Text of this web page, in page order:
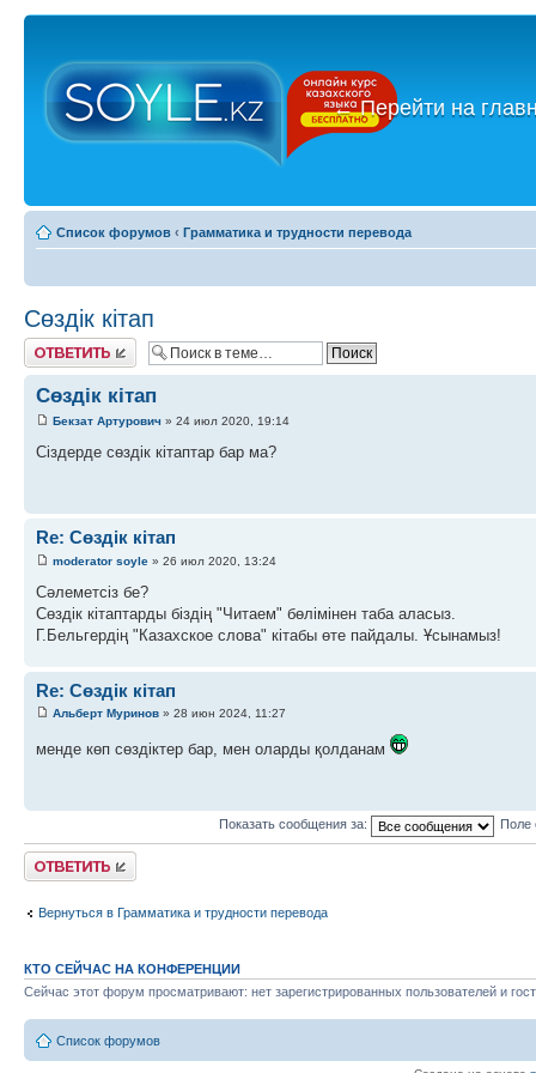
←Перейти на
Список форумов ‹ Грамматика и трудности перевода
Сөздік кітап
Ответить
Сөздік кітап
Бекзат Артурович » 24 июл 2020, 19:14
Cіздерде сөздік кітаптар бар ма?
Re: Сөздік кітап
moderator soyle » 26 июл 2020, 13:24
Сәлеметсіз бе?
Сөздік кітаптарды біздің "Читаем" бөлімінен таба аласыз.
Г.Бельгердің "Казахское слова" кітабы өте пайдалы. Ұсынамыз!
Re: Сөздік кітап
Альберт Муринов » 28 июн 2024, 11:27
менде көп сөздіктер бар, мен оларды қолданам
Показать сообщения за: Поле
Ответить
Вернуться в Грамматика и трудности перевода
КТО СЕЙЧАС НА КОНФЕРЕНЦИИ
Сейчас этот форум просматривают: нет зарегистрированных пользователей и
Список форумов